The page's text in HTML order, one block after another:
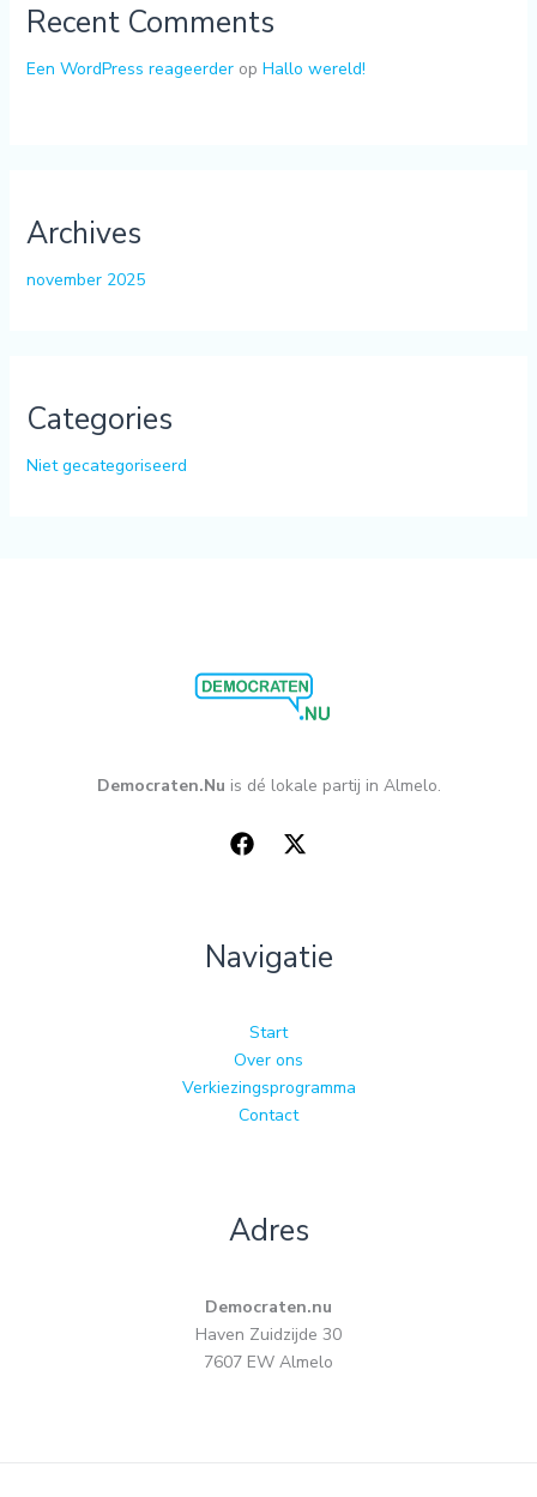
Recent Comments
Een WordPress reageerderop Hallo wereld!
Archives
november 2025
Categories
Niet gecategoriseerd
Democraten.Nu is dé lokale partij in Almelo.
Navigatie
Start
Over ons
Verkiezingsprogramma
Contact
Adres
Democraten.nu
Haven Zuidzijde 30
7607 EW Almelo